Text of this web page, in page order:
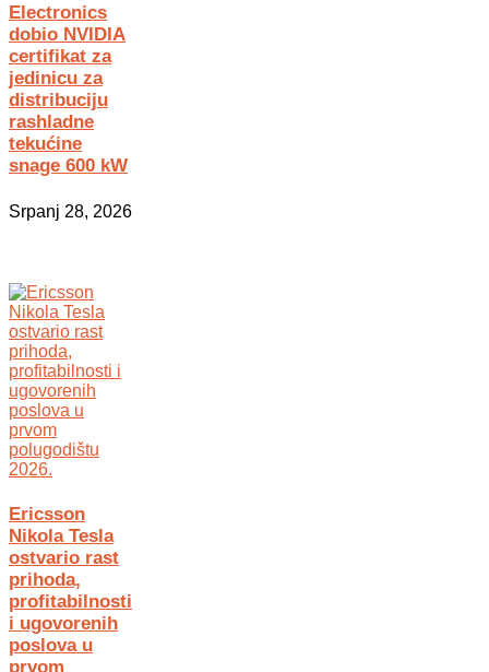
Electronics
dobio NVIDIA
certifikat za
jedinicu za
distribuciju
rashladne
tekućine
snage 600 kW
Srpanj 28, 2026
Ericsson
Nikola Tesla
ostvario rast
prihoda,
profitabilnosti
i ugovorenih
poslova u
prvom